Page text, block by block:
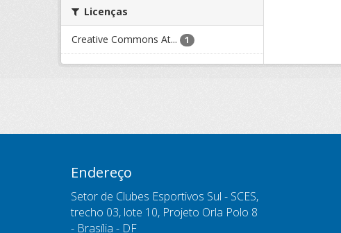
Licenças
Creative Commons At... 1
Endereço
Setor de Clubes Esportivos Sul - SCES,
trecho 03, lote 10, Projeto Orla Polo 8
- Brasília - DF